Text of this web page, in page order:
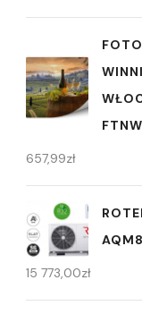
657,99zł
15 773,00zł